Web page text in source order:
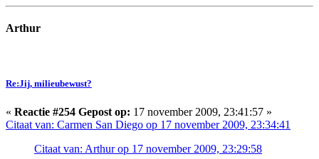
Arthur
Re:Jij, milieubewust?
« Reactie #254 Gepost op: 17 november 2009, 23:41:57 »
Citaat van: Carmen San Diego op 17 november 2009, 23:34:41
Citaat van: Arthur op 17 november 2009, 23:29:58